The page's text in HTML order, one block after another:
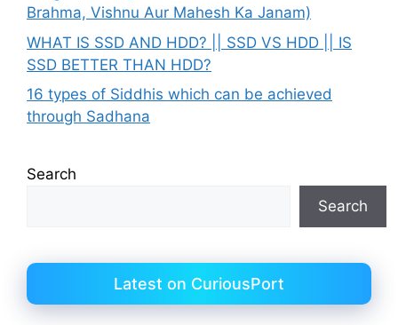
Brahma, Vishnu Aur Mahesh Ka Janam)
WHAT IS SSD AND HDD? || SSD VS HDD || IS
SSD BETTER THAN HDD?
16 types of Siddhis which can be achieved
through Sadhana
Search
Search
Latest on CuriousPort